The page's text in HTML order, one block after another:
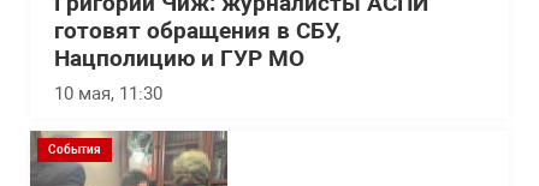
готовят обращения в СБУ,
Нацполицию и ГУР МО
10 мая, 11:30
События